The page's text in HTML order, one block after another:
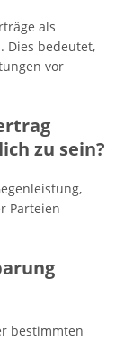
als
Dies bedeutet,
vor
zu sein?
Parteien
bestimmten